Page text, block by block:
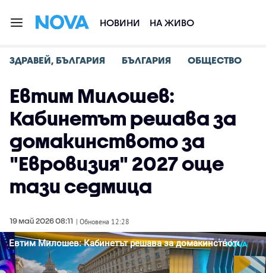
НОВИНИ НА ЖИВО
ЗДРАВЕЙ, БЪЛГАРИЯ БЪЛГАРИЯ ОБЩЕСТВО
Евтим Милошев:
Кабинетът решава за
домакинството за
"Евровизия" 2027 още
тази седмица
19 май 2026 08:11 | Обновена 12:28